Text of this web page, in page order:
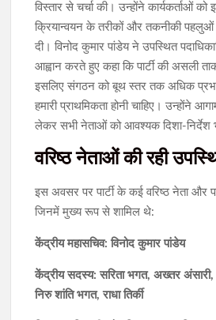
विस्तार से चर्चा की। उन्होंने कार्यकर्ताओं
क्रियान्वयन के तरीकों और तकनीकी पहलुओं
दी। विनोद कुमार पांडेय ने उपस्थित
आह्वान करते हुए कहा कि पार्टी की असली
इसलिए संगठन को बूथ स्तर तक अधिक
हमारी प्राथमिकता होनी चाहिए। उन्होंने
लेकर सभी नेताओं को आवश्यक दिशा-निर्देश
वरिष्ठ नेताओं की रही
इस अवसर पर पार्टी के कई वरिष्ठ नेता और
जिनमें मुख्य रूप से शामिल थे:
केंद्रीय महासचिव: विनोद कुमार पांडेय
केंद्रीय सदस्य: सरिता भगत, अख्तर अंसारी,
निरु शांति भगत, राधा तिर्की